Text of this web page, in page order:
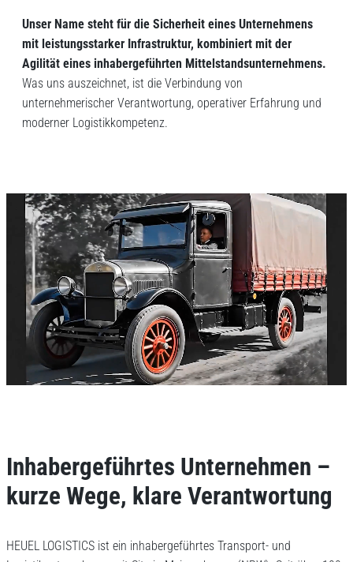
Unser Name steht für die Sicherheit eines Unternehmens
mit leistungsstarker Infrastruktur, kombiniert mit der
Agilität eines inhabergeführten Mittelstandsunternehmens.
Was uns auszeichnet, ist die Verbindung von
unternehmerischer Verantwortung, operativer Erfahrung und
moderner Logistikkompetenz.
Inhabergeführtes Unternehmen –
kurze Wege, klare Verantwortung
HEUEL LOGISTICS ist ein inhabergeführtes Transport- und